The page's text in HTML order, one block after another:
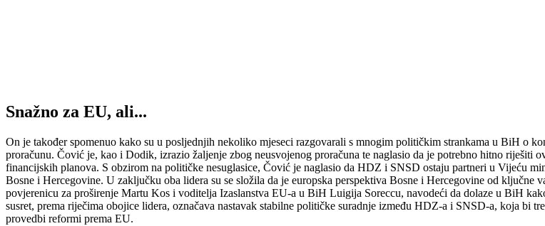
Snažno za EU, ali...
On je također spomenuo kako su u posljednjih nekoliko mjeseci razgovarali s mnogim političkim strankama u BiH o
proračunu. Čović je, kao i Dodik, izrazio žaljenje zbog neusvojenog proračuna te naglasio da je potrebno hitno
financijskih planova. S obzirom na političke nesuglasice, Čović je naglasio da HDZ i SNSD ostaju partneri u Vijeću
Bosne i Hercegovine. U zaključku oba lidera su se složila da je europska perspektiva Bosne i Hercegovine od ključne
povjerenicu za proširenje Martu Kos i voditelja Izaslanstva EU-a u BiH Luigija Soreccu, navodeći da dolaze u BiH
susret, prema riječima obojice lidera, označava nastavak stabilne političke suradnje između HDZ-a i SNSD-a, koja bi
provedbi reformi prema EU.